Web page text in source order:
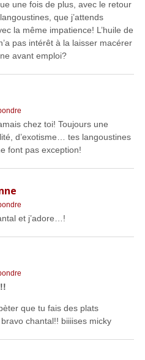
une fois de plus, avec le retour
que j’attends
la même impatience! L’huile de
pas intérêt à la laisser macérer
avant emploi?
chez toi! Toujours une
d’exotisme… tes langoustines
font pas exception!
et j’adore…!
que tu fais des plats
chantal!! biiiises micky